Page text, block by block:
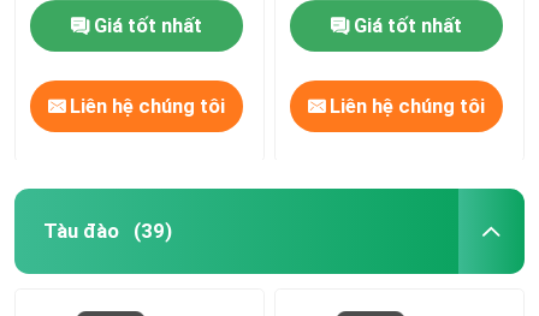
Giá tốt nhất
Liên hệ chúng tôi
Giá tốt nhất
Liên hệ chúng tôi
Tàu đào (39)